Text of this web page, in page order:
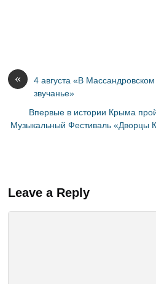
«
4 августа «В
звучанье»
Впервые в истории Крыма
Музыкальный Фестиваль «Дворцы
Leave a Reply